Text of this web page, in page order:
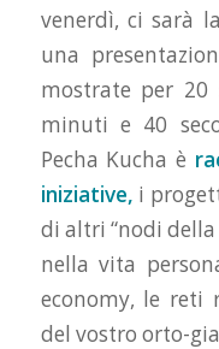
venerdì, ci sarà la
una
mostrate per
minuti e 40
Pecha Kucha è
iniziative, i
di altri “nodi
nella vita
economy, le reti
del vostro orto-